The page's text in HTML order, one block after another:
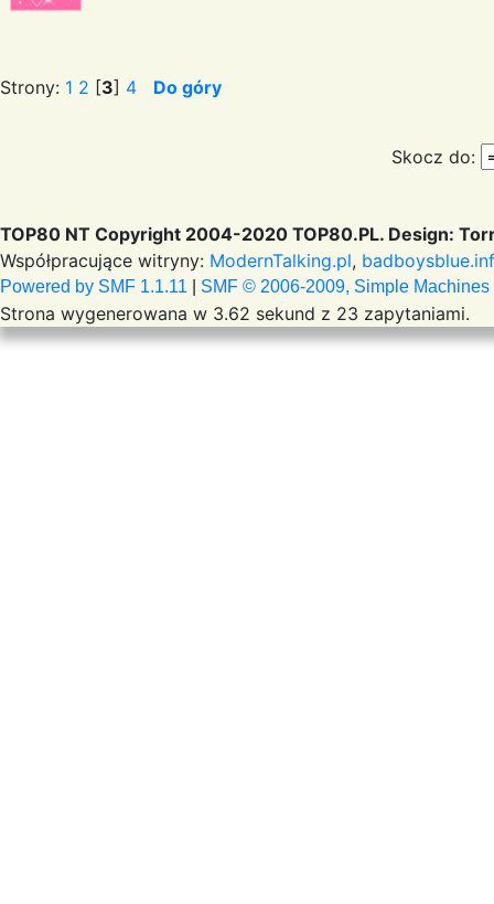
Strony: 1 2 [3] 4 Do góry
Skocz do:
TOP80 NT Copyright 2004-2020 TOP80.PL. Design:
Współpracujące witryny: ModernTalking.pl,
Powered by SMF 1.1.11 SMF © 2006-2009, Simple Machines
Strona wygenerowana w 3.62 sekund z 23 zapytaniami.